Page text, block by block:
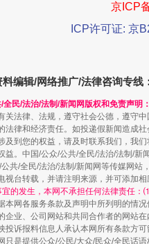
州三大球赛在茂县开幕
京ICP
ICP许可证: 京
料编辑/网络推广/法律咨询专线：
全民/法治/法制/新闻网版权和免责声明：
关法律、法规，遵守社会公德，遵守
法律和经济责任。如投递假新闻造成
及到您的权益，请及时联系我们，我
益。中国/公众/公共/全民/法治/法制/新
共/全民/法治/法制/新闻网等传媒网
视台转载，并请注明来源，并可添加相
宜的发生，本网不承担任何法律责任：
本网各服务条款及声明中所列明的情
企业、公司网站和共同合作者的网站在
投诉报料信息人承认本网所有条款方
只是提供公众/公民/大众/民众/全民话